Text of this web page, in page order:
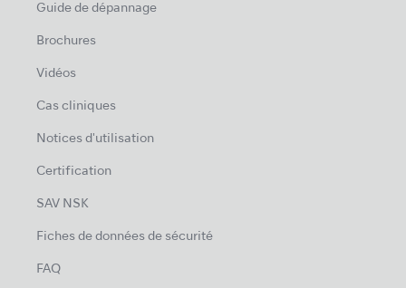
Guide de dépannage
Brochures
Vidéos
Cas cliniques
Notices d'utilisation
Certification
SAV NSK
Fiches de données de sécurité
FAQ